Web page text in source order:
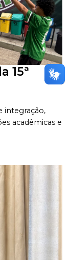
15ª
integração,
acadêmicas e